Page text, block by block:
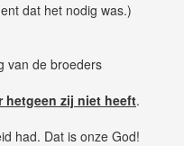
dat het nodig was.)
van de broeders
hetgeen zij niet heeft.
had. Dat is onze God!